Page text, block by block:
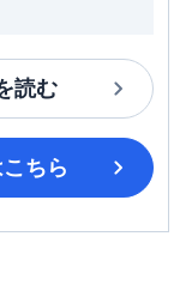
読む
ちら